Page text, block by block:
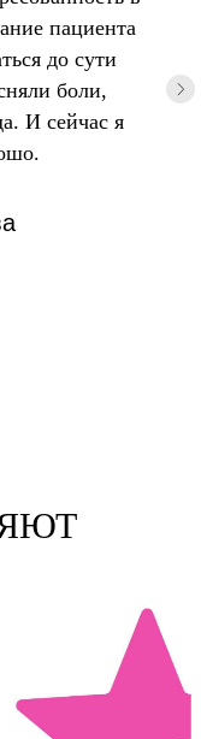
пациента
до сути
боли,
И сейчас я